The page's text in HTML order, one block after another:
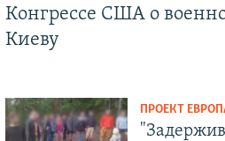
Конгрессе США о
Киеву
ПРОЕКТ